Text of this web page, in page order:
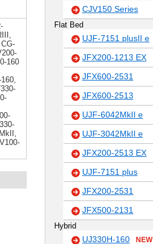
160
CJV150 Series
Flat Bed
UJF-7151 plusII e
JFX200-1213 EX
JFX600-2531
JFX600-2513
UJF-6042MkII e
UJF-3042MkII e
JFX200-2513 EX
UJF-7151 plus
JFX200-2531
JFX500-2131
Hybrid
UJ330H-160 NEW